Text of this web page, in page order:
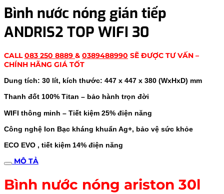
Bình nước nóng gián tiếp
ANDRIS2 TOP WIFI 30
CALL083 250 8889 & 0389488990 SẼ ĐƯỢC TƯ VẤN –
CHÍNH HÃNG GIÁ TỐT
Dung tích: 30 lít, kích thước: 447 x 447 x 380 (WxHxD) mm
Thanh đốt 100% Titan – bảo hành trọn đời
WIFI thông minh – Tiết kiệm 25% điện năng
Công nghệ Ion Bạc kháng khuẩn Ag+, bảo vệ sức khỏe
ECO EVO , tiết kiệm 14% điện năng
MÔ TẢ
Bình nước nóng ariston 30l